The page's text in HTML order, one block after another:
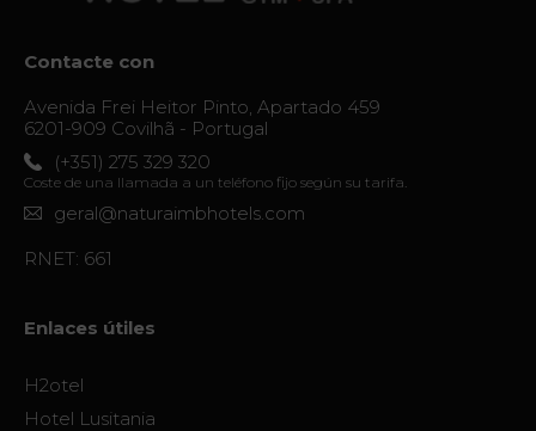
Visita
Contacte con
Avenida Frei Heitor Pinto, Apartado 459
6201-909 Covilhã - Portugal
(+351) 275 329 320
Coste de una llamada a un teléfono fijo según su tarifa.
geral@naturaimbhotels.com
RNET: 661
Enlaces útiles
H2otel
Hotel Lusitania